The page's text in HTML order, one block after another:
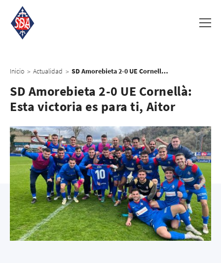
Inicio > Actualidad > SD Amorebieta 2-0 UE Cornellà: Esta victoria es para ti, Aitor
SD Amorebieta 2-0 UE Cornellà:
Esta victoria es para ti, Aitor